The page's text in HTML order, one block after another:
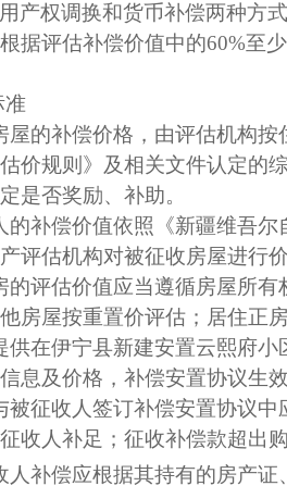
产权调换和货币补偿两种方
据评估补偿价值中的60%至
准
屋的补偿价格，由评估机构
价规则》及相关文件认定的
是否奖励、补助。
的补偿价值依照《新疆维吾尔
评估机构对被征收房屋进行
的评估价值应当遵循房屋所
房屋按重置价评估；居住正
供在伊宁县新建安置云熙府小
息及价格，补偿安置协议生
被征收人签订补偿安置协议
收人补足；征收补偿款超出
人补偿应根据其持有的房产